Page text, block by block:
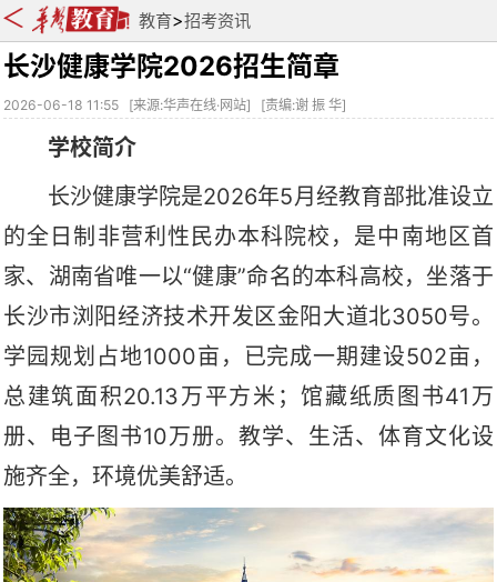
教育>招考资讯
长沙健康学院2026招生简章
2026-06-18 11:55 [来源:华声在线·网站] [责编:谢 振 华]
学校简介
长沙健康学院是2026年5月经教育部批准设立
的全日制非营利性民办本科院校，是中南地区首
家、湖南省唯一以“健康”命名的本科高校，坐落于
长沙市浏阳经济技术开发区金阳大道北3050号。
学园规划占地1000亩，已完成一期建设502亩，
总建筑面积20.13万平方米；馆藏纸质图书41万
册、电子图书10万册。教学、生活、体育文化设
施齐全，环境优美舒适。